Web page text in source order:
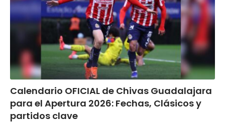
Calendario OFICIAL de Chivas Guadalajara
para el Apertura 2026: Fechas, Clásicos y
partidos clave